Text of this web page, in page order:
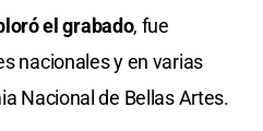
el grabado, fue
nacionales y en varias
Nacional de Bellas Artes.